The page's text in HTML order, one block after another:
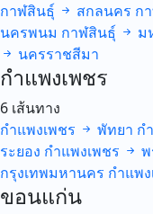
กาฬสินธุ์
สกลนคร ก
นครพนม กาฬสินธุ์ ม
นครราชสีมา
กำแพงเพชร
6 เส้นทาง
กำแพงเพชร
พัทยา ก
ระยอง กำแพงเพชร
กรุงเทพมหานคร กำแพ
ขอนแก่น